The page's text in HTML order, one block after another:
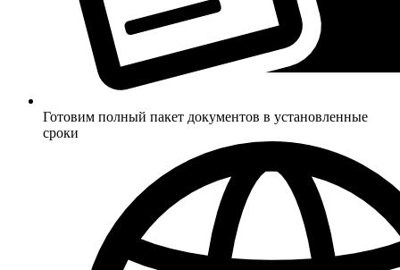
Готовим полный пакет документов в установленные
сроки